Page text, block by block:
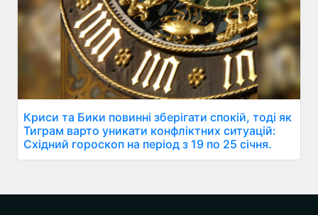
Криси та Бики повинні зберігати спокій, тоді як
Тиграм варто уникати конфліктних ситуацій:
Східний гороскоп на період з 19 по 25 січня.